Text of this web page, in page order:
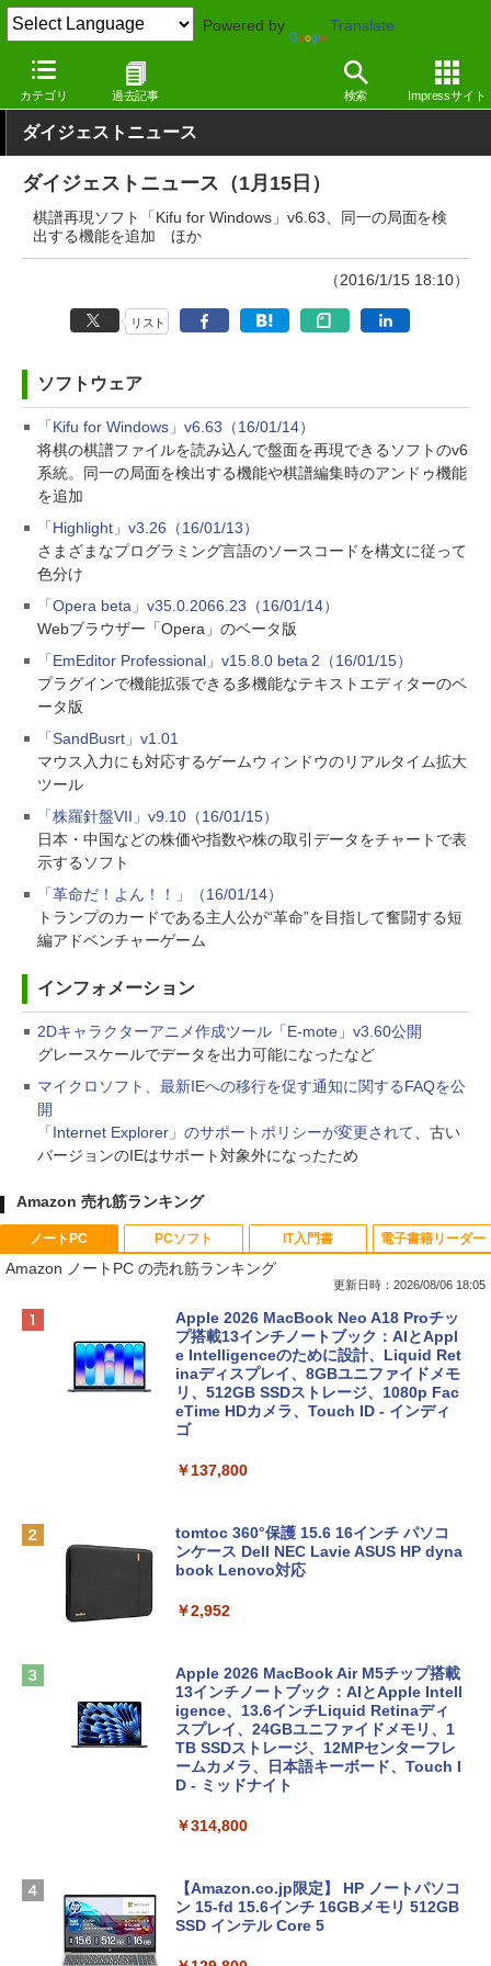
Powered by Translate
カテゴリ 過去記事 検索 Impressサイト
窓の杜 その他の話題 アップデート
ダイジェストニュース
ダイジェストニュース（1月15日）
棋譜再現ソフト「Kifu for Windows」v6.63、同一の局面を検
出する機能を追加 ほか
（2016/1/15 18:10）
リスト
ソフトウェア
「Kifu for Windows」v6.63（16/01/14）
将棋の棋譜ファイルを読み込んで盤面を再現できるソフトのv6
系統。同一の局面を検出する機能や棋譜編集時のアンドゥ機能
を追加
「Highlight」v3.26（16/01/13）
さまざまなプログラミング言語のソースコードを構文に従って
色分け
「Opera beta」v35.0.2066.23（16/01/14）
Webブラウザー「Opera」のベータ版
「EmEditor Professional」v15.8.0 beta 2（16/01/15）
プラグインで機能拡張できる多機能なテキストエディターのベ
ータ版
「SandBusrt」v1.01
マウス入力にも対応するゲームウィンドウのリアルタイム拡大
ツール
「株羅針盤VII」v9.10（16/01/15）
日本・中国などの株価や指数や株の取引データをチャートで表
示するソフト
「革命だ！よん！！」（16/01/14）
トランプのカードである主人公が“革命”を目指して奮闘する短
編アドベンチャーゲーム
インフォメーション
2Dキャラクターアニメ作成ツール「E-mote」v3.60公開
グレースケールでデータを出力可能になったなど
マイクロソフト、最新IEへの移行を促す通知に関するFAQを公
開
「Internet Explorer」のサポートポリシーが変更されて 、古い
バージョンのIEはサポート対象外になったため
Amazon 売れ筋ランキング
ノートPC
Amazon ノートPC の売れ筋ランキング
更新日時：2026/08/06 18:05
Apple 2026 MacBook Neo A18 Proチッ
プ搭載13インチノートブック：AIとAppl
e Intelligenceのために設計、Liquid Ret
inaディスプレイ、8GBユニファイドメモ
リ、512GB SSDストレージ、1080p Fac
eTime HDカメラ、Touch ID - インディ
ゴ
￥137,800
tomtoc 360°保護 15.6 16インチ パソコ
ンケース Dell NEC Lavie ASUS HP dyna
book Lenovo対応
￥2,952
Apple 2026 MacBook Air M5チップ搭載
13インチノートブック：AIとApple Intell
igence、13.6インチLiquid Retinaディ
スプレイ、24GBユニファイドメモリ、1
TB SSDストレージ、12MPセンターフレ
ームカメラ、日本語キーボード、Touch I
D - ミッドナイト
￥314,800
【Amazon.co.jp限定】 HP ノートパソコ
ン 15-fd 15.6インチ 16GBメモリ 512GB
SSD インテル Core 5
PCソフト IT入門書 電子書籍リーダー